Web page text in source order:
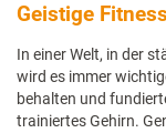
Geistige
In einer Welt, in der
wird es immer
behalten und
trainiertes Gehirn.